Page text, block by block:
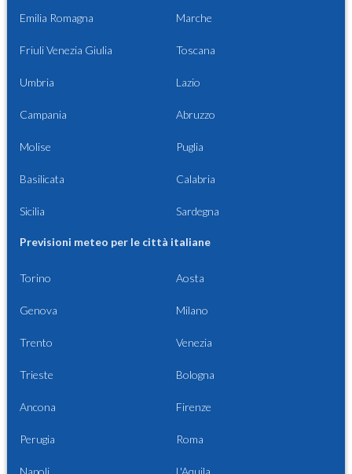
Emilia Romagna Marche
Friuli Venezia Giulia Toscana
Umbria Lazio
Campania Abruzzo
Molise Puglia
Basilicata Calabria
Sicilia Sardegna
Previsioni meteo per le città italiane
Torino Aosta
Genova Milano
Trento Venezia
Trieste Bologna
Ancona Firenze
Perugia Roma
Napoli L'Aquila